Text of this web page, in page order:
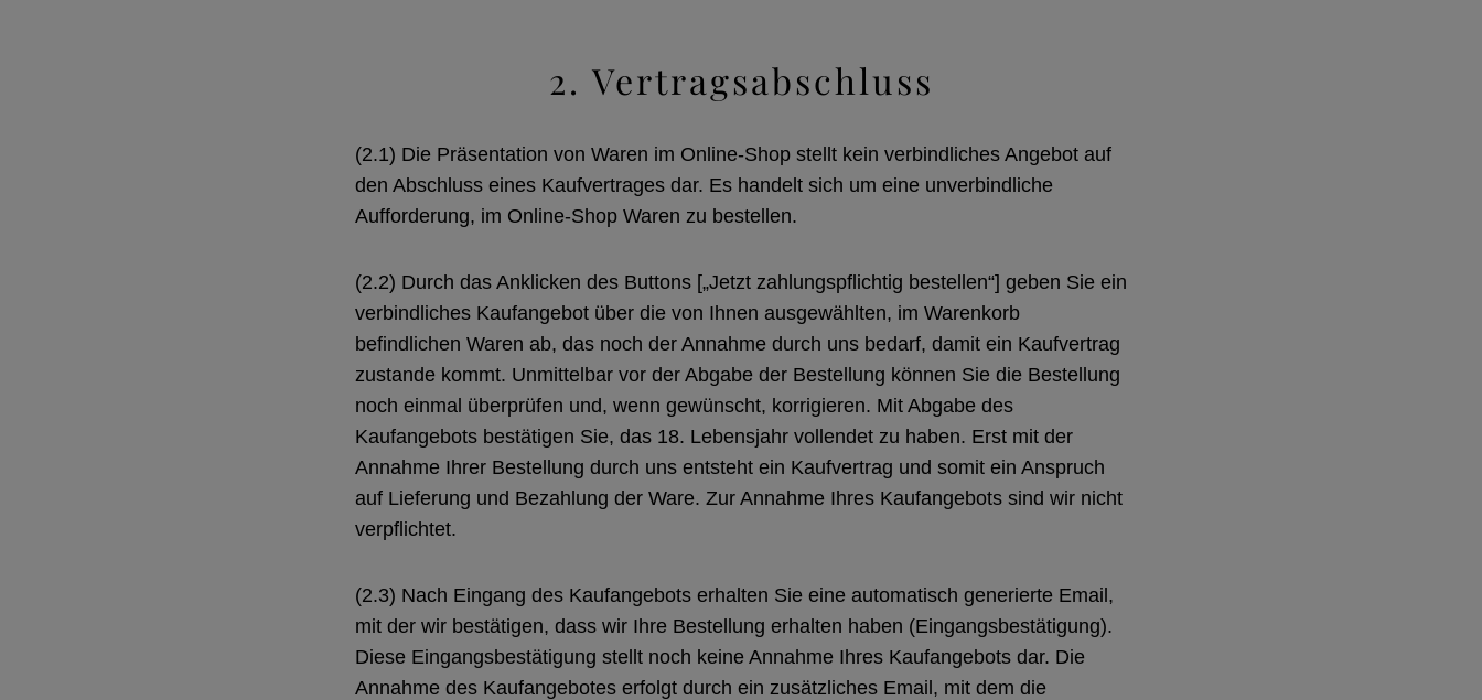
2. Vertragsabschluss
(2.1) Die Präsentation von Waren im Online-Shop stellt kein verbindliches Angebot auf
den Abschluss eines Kaufvertrages dar. Es handelt sich um eine unverbindliche
Aufforderung, im Online-Shop Waren zu bestellen.
(2.2) Durch das Anklicken des Buttons [„Jetzt zahlungspflichtig bestellen“] geben Sie ein
verbindliches Kaufangebot über die von Ihnen ausgewählten, im Warenkorb
befindlichen Waren ab, das noch der Annahme durch uns bedarf, damit ein Kaufvertrag
zustande kommt. Unmittelbar vor der Abgabe der Bestellung können Sie die Bestellung
noch einmal überprüfen und, wenn gewünscht, korrigieren. Mit Abgabe des
Kaufangebots bestätigen Sie, das 18. Lebensjahr vollendet zu haben. Erst mit der
Annahme Ihrer Bestellung durch uns entsteht ein Kaufvertrag und somit ein Anspruch
auf Lieferung und Bezahlung der Ware. Zur Annahme Ihres Kaufangebots sind wir nicht
verpflichtet.
(2.3) Nach Eingang des Kaufangebots erhalten Sie eine automatisch generierte Email,
mit der wir bestätigen, dass wir Ihre Bestellung erhalten haben (Eingangsbestätigung).
Diese Eingangsbestätigung stellt noch keine Annahme Ihres Kaufangebots dar. Die
Annahme des Kaufangebotes erfolgt durch ein zusätzliches Email, mit dem die